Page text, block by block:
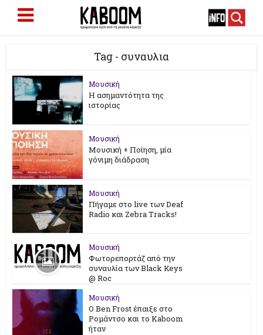
Tag - συναυλια
Μουσική
Η ασημαντότητα της
ιστορίας
Μουσική
Μουσική + Ποίηση, μία
γόνιμη διάδραση
Μουσική
Πήγαμε στο live των Deaf
Radio και Zebra Tracks!
Μουσική
Φωτορεπορτάζ από την
συναυλία των Black Keys
@ Roc
Μουσική
Ο Ben Frost έπαιξε στο
Ρομάντσο και το Kaboom
ήταν